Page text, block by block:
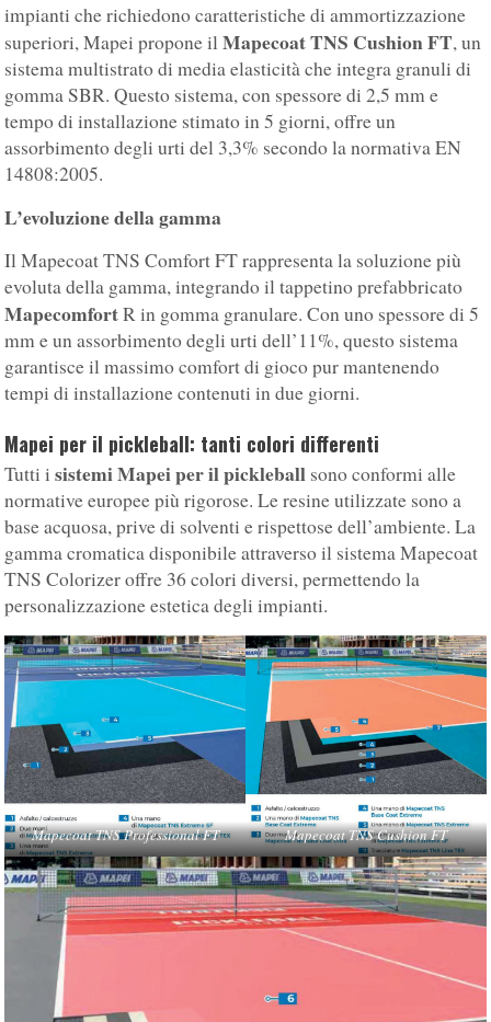
impianti che richiedono caratteristiche di ammortizzazione
superiori, Mapei propone ilMapecoat TNS Cushion FT, un
sistema multistrato di media elasticità che integra granuli di
gomma SBR. Questo sistema, con spessore di 2,5 mm e
tempo di installazione stimato in 5 giorni, offre un
assorbimento degli urti del 3,3% secondo la normativa EN
14808:2005.
L’evoluzione della gamma
Il Mapecoat TNS Comfort FT rappresenta la soluzione più
evoluta della gamma, integrando il tappetino prefabbricato
MapecomfortR in gomma granulare. Con uno spessore di 5
mm e un assorbimento degli urti dell’11%, questo sistema
garantisce il massimo comfort di gioco pur mantenendo
tempi di installazione contenuti in due giorni.
Mapei per il pickleball: tanti colori differenti
Tutti i sistemi Mapei per il pickleball sono conformi alle
normative europee più rigorose. Le resine utilizzate sono a
base acquosa, prive di solventi e rispettose dell’ambiente. La
gamma cromatica disponibile attraverso il sistema Mapecoat
TNS Colorizer offre 36 colori diversi, permettendo la
personalizzazione estetica degli impianti.
Mapecoat TNS Professional FT Mapecoat TNS Cushion FT